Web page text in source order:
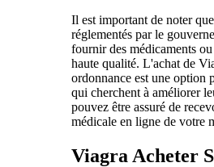
Il est important de noter
réglementés par le
fournir des médicaments
haute qualité. L'achat de
ordonnance est une option
qui cherchent à améliorer
pouvez être assuré de
médicale en ligne de votre
Viagra Acheter